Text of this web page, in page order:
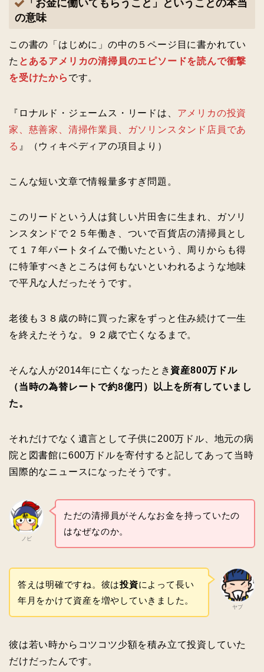
「お金に働いてもらうこと」ということの本当
の意味
この書の「はじめに」の中の５ページ目に書かれてい
た とあるアメリカの清掃員のエピソードを読んで衝撃
を受けたから です。
『ロナルド・ジェームス・リードは、 アメリカの投資
家、慈善家、清掃作業員、ガソリンスタンド店員であ
る 』（ウィキペディアの項目より）
こんな短い文章で情報量多すぎ問題。
このリードという人は貧しい片田舎に生まれ、ガソリ
ンスタンドで２５年働き、ついで百貨店の清掃員とし
て１７年パートタイムで働いたという、周りからも得
に特筆すべきところは何もないといわれるような地味
で平凡な人だったそうです。
老後も３８歳の時に買った家をずっと住み続けて一生
を終えたそうな。９２歳で亡くなるまで。
そんな人が2014年に亡くなったとき 資産800万ドル
（当時の為替レートで約8億円）以上を所有していまし
た。
それだけでなく遺言として子供に200万ドル、地元の病
院と図書館に600万ドルを寄付すると記してあって当時
国際的なニュースになったそうです。
ノビ
ただの清掃員がそんなお金を持っていたの
はなぜなのか。
ヤブ
答えは明確ですね。彼は投資によって長い
年月をかけて資産を増やしていきました。
彼は若い時からコツコツ少額を積み立て投資していた
だけだったんです。